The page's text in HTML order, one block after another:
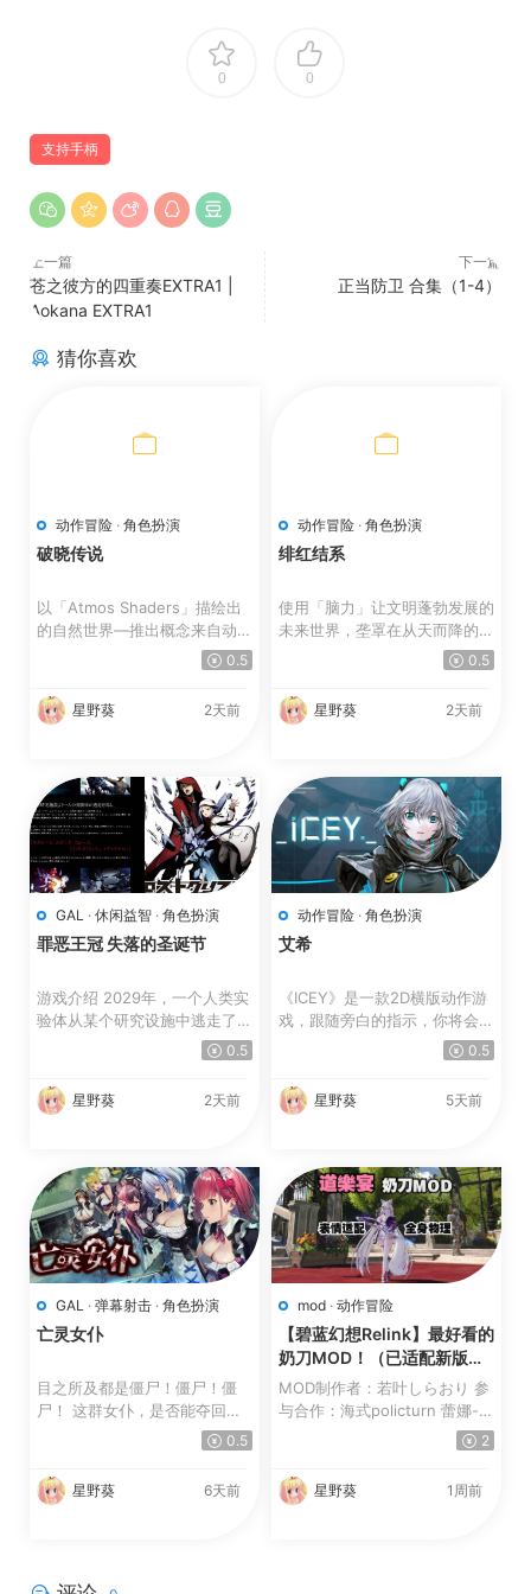
0 0
支持手柄
上一篇
苍之彼方的四重奏EXTRA1 |
Aokana EXTRA1
下一篇
正当防卫 合集（1-4）
猜你喜欢
动作冒险 · 角色扮演
破晓传说
以「Atmos Shaders」描绘出
的自然世界—推出概念来自动画
风格与水彩画的全新图像着...0.5
星野葵 2天前
动作冒险 · 角色扮演
绯红结系
使用「脑力」让文明蓬勃发展的
未来世界，垄罩在从天而降的
0.5
星野葵 2天前
GAL · 休闲益智 · 角色扮演
罪恶王冠 失落的圣诞节
游戏介绍 2029年，一个人类实
验体从某个研究设施中逃走了。
0.5
星野葵 2天前
动作冒险 · 角色扮演
艾希
《ICEY》是一款2D横版动作游
戏，跟随旁白的指示，你将会通
0.5
星野葵 5天前
GAL · 弹幕射击 · 角色扮演
亡灵女仆
目之所及都是僵尸！僵尸！僵
尸！ 这群女仆，是否能夺回秋
叶原往日的和平！？ 这是...0.5
星野葵 6天前
mod · 动作冒险
【碧蓝幻想Relink】最好看的
奶刀MOD！（已适配新版）
【更新】
MOD制作者：若叶しらおり 参
与合作：海式policturn 蕾娜-
2
星野葵 1周前